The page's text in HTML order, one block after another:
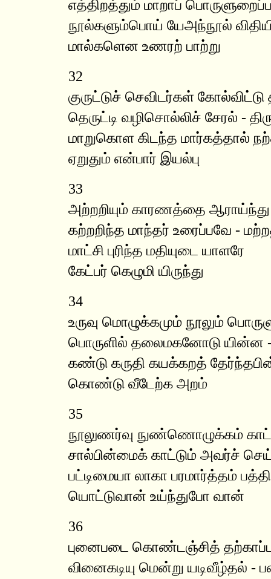
எத்திறத்தும் மாறாப்
நூல்களும்பொய் யேஅந்நூல்
மால்களென உணரற் பாற்று
32
குருட்டுச் செவிடர்கள்
தெருட்டி வழிசொல்லிச் சேரல் -
மாறுகொள கிடந்த மார்கத்தால்
ஏறுதும் என்பார் இயல்பு
33
அற்றறியும் காரணத்தை
கற்றறிந்த மாந்தர் உரைப்பவே -
மாட்சி புரிந்த மதியுடை யாளரே
கேட்பர் கெழுமி யிருந்து
34
உருவு மொழுக்கமும் நூலும்
பொருளில் தலைமகனோடு யின்ன -
கண்டு கருதி கயக்கறத்
கொண்டு வீடேற்க அறம்
35
நூலுணர்வு நுண்ணொழுக்கம்
சால்பின்மைக் காட்டும் அவர்ச்
பட்டிமையா லாகா பரமார்த்தம்
யொட்டுவான் உய்ந்துபோ வான்
36
புனைபடை கொண்டஞ்சித்
வினைகடியு மென்று யடிவீழ்தல் -